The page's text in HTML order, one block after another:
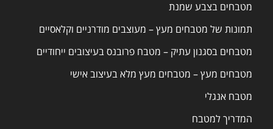
מטבחים בצבע שמנת
תמונות של מטבחים מעץ – מעוצבים מודרניים וקלאסיים
מטבחים בסגנון עתיק – מטבח פרובנס בעיצובים ייחודיים
מטבחים מעץ – מטבחים מעץ מלא בעיצוב אישי
מטבח אנגלי
המדריך למטבח